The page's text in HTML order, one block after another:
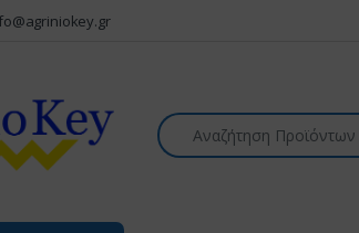
Search for: